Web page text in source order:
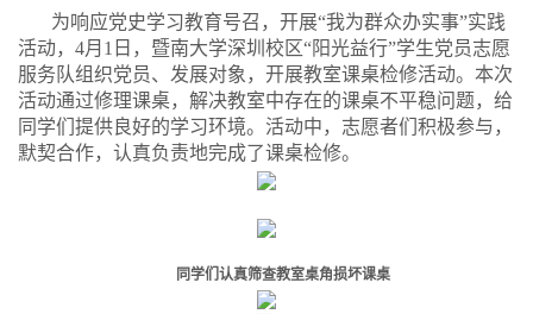
为响应党史学习教育号召，开展“我为群众办实事”实践
活动， 4月 1 日，暨南大学深圳校区“阳光益行”学生党员志愿
服务队组织党员、发展对象，开展教室课桌检修活动。本次
活动通过修理课桌，解决教室中存在的课桌不平稳问题，给
同学们提供良好的学习环境。活动中，志愿者们积极参与，
默契合作，认真负责地完成了课桌检修。
同学们认真筛查教室桌角损坏课桌